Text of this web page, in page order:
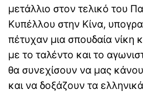
μετάλλιο στον τελικό του
Κυπέλλου στην Κίνα,
πέτυχαν μια σπουδαία νίκη
με το ταλέντο και το
θα συνεχίσουν να μας
και να δοξάζουν τα